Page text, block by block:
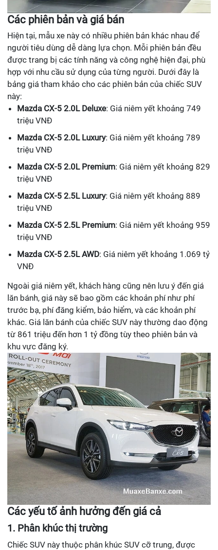
Các phiên bản và giá bán
Hiện tại, mẫu xe này có nhiều phiên bản khác nhau để
người tiêu dùng dễ dàng lựa chọn. Mỗi phiên bản đều
được trang bị các tính năng và công nghệ hiện đại, phù
hợp với nhu cầu sử dụng của từng người. Dưới đây là
bảng giá tham khảo cho các phiên bản của chiếc SUV
này:
Mazda CX-5 2.0L Deluxe: Giá niêm yết khoảng 749
triệu VNĐ
Mazda CX-5 2.0L Luxury: Giá niêm yết khoảng 789
triệu VNĐ
Mazda CX-5 2.0L Premium: Giá niêm yết khoảng 829
triệu VNĐ
Mazda CX-5 2.5L Luxury: Giá niêm yết khoảng 889
triệu VNĐ
Mazda CX-5 2.5L Premium: Giá niêm yết khoảng 959
triệu VNĐ
Mazda CX-5 2.5L AWD: Giá niêm yết khoảng 1.069 tỷ
VNĐ
Ngoài giá niêm yết, khách hàng cũng nên lưu ý đến giá
lăn bánh, giá này sẽ bao gồm các khoản phí như phí
trước bạ, phí đăng kiểm, bảo hiểm, và các khoản phí
khác. Giá lăn bánh của chiếc SUV này thường dao động
từ 861 triệu đến hơn 1 tỷ đồng tùy theo phiên bản và
khu vực đăng ký.
Các yếu tố ảnh hưởng đến giá cả
1. Phân khúc thị trường
Chiếc SUV này thuộc phân khúc SUV cỡ trung, được